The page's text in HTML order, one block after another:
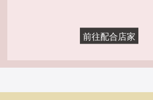
前往配合店家